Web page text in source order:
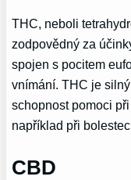
THC, neboli
zodpovědný za
spojen s pocitem
vnímání. THC je
schopnost pomoci
například při
CBD